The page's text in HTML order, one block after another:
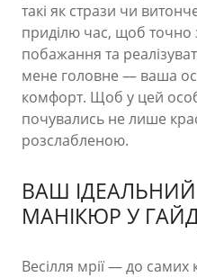
такі як стрази чи
приділю час, щоб точно
побажання та
мене головне — ваша
комфорт. Щоб у цей
почувались не лише
розслабленою.
ВАШ
МАНІКЮР У
Весілля мрії — до самих